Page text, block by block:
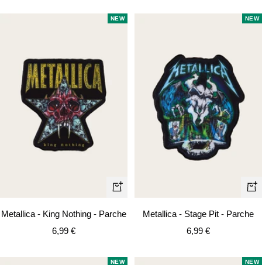
venta
venta
NEW
+
Metallica - King Nothing - Parche
Precio
venta
6,99 €
NEW
+
Metallica - Stage Pit - Parche
Precio
venta
6,99 €
NEW NEW